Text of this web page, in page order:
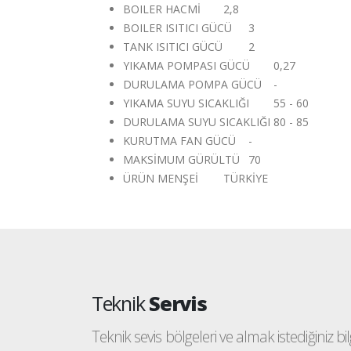
BOILER HACMİ
2,8
BOILER ISITICI GÜCÜ
3
TANK ISITICI GÜCÜ
2
YIKAMA POMPASI GÜCÜ
0,27
DURULAMA POMPA GÜCÜ
-
YIKAMA SUYU SICAKLIĞI
55 - 60
DURULAMA SUYU SICAKLIĞI 80 - 85
KURUTMA FAN GÜCÜ
-
MAKSİMUM GÜRÜLTÜ
70
ÜRÜN MENŞEİ
TÜRKİYE
TeknikServis
Teknik sevis bölgeleri ve almak istediğiniz